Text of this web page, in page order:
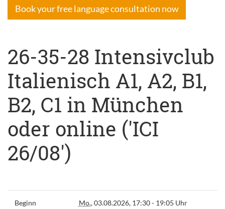
Book your free language consultation now
26-35-28 Intensivclub
Italienisch A1, A2, B1,
B2, C1 in München
oder online ('ICI
26/08')
Beginn Mo., 03.08.2026, 17:30 - 19:05 Uhr